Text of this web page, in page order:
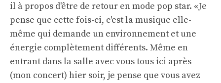
il à propos d'être de retour en mode pop star. «Je
pense que cette fois-ci, c'est la musique elle-
même qui demande un environnement et une
énergie complètement différents. Même en
entrant dans la salle avec vous tous ici après
(mon concert) hier soir, je pense que vous avez